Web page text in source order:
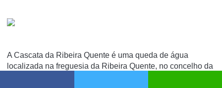
A Cascata da Ribeira Quente é uma queda de água
localizada na freguesia da Ribeira Quente, no concelho da